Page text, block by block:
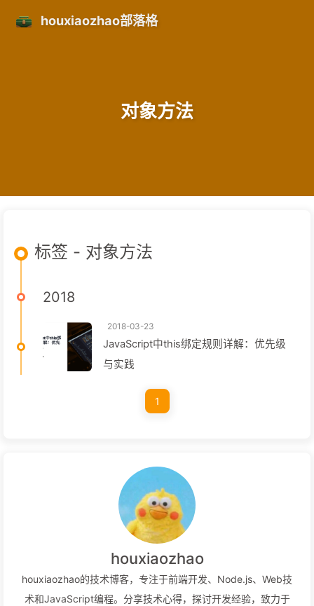
houxiaozhao部落格
对象方法
标签 - 对象方法
2018
2018-03-23
JavaScript中this绑定规则详解：优先级
与实践
1
houxiaozhao
houxiaozhao的技术博客，专注于前端开发、Node.js、Web技
术和JavaScript编程。分享技术心得，探讨开发经验，致力于